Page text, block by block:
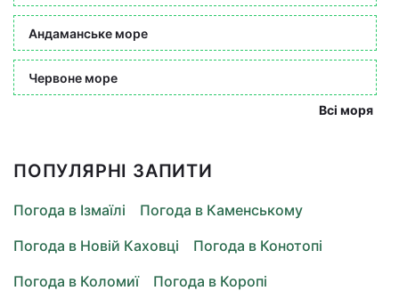
Андаманське море
Червоне море
Всі моря
ПОПУЛЯРНІ ЗАПИТИ
Погода в Ізмаїлі
Погода в Каменському
Погода в Новій Каховці
Погода в Конотопі
Погода в Коломиї
Погода в Коропі